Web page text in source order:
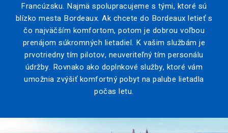
Francúzsku. Najmä spolupracujeme s tými, ktoré sú
blízko mesta Bordeaux. Ak chcete do Bordeaux letieť s
čo najväčším komfortom, potom je dobrou voľbou
prenájom súkromných lietadiel. K vašim službám je
prvotriedny tím pilotov, neuveriteľný tím personálu
údržby. Rovnako ako doplnkové služby, ktoré vám
umožnia zvýšiť komfortný pobyt na palube lietadla
počas letu.